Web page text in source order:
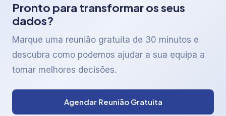
Pronto para transformar os seus
dados?
Marque uma reunião gratuita de 30 minutos e
descubra como podemos ajudar a sua equipa a
tomar melhores decisões.
Agendar Reunião Gratuita